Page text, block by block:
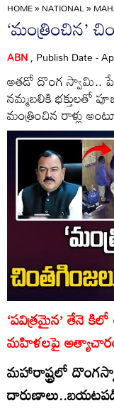
HOME»NATIONAL»
‘మంత్రించిన’
ABN, Publish Date -
అతడో దొంగ స్వామి..
నమ్మబలికి భక్తులతో
మంత్రించిన రాళ్లు
‘పవిత్రమైన’ తేనె
మహిళలపై
మహారాష్ట్రలో